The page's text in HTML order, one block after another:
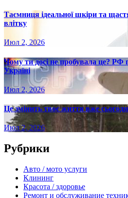
Таємниця ідеальної шкіри та
влітку
Июл 2, 2026
Чому ти досі не пробувала це? РФ
Україні
Июл 2, 2026
Це змінить твоє життя вже
Июл 2, 2026
Рубрики
Авто / мото услуги
Клининг
Красота / здоровье
Ремонт и обслуживание